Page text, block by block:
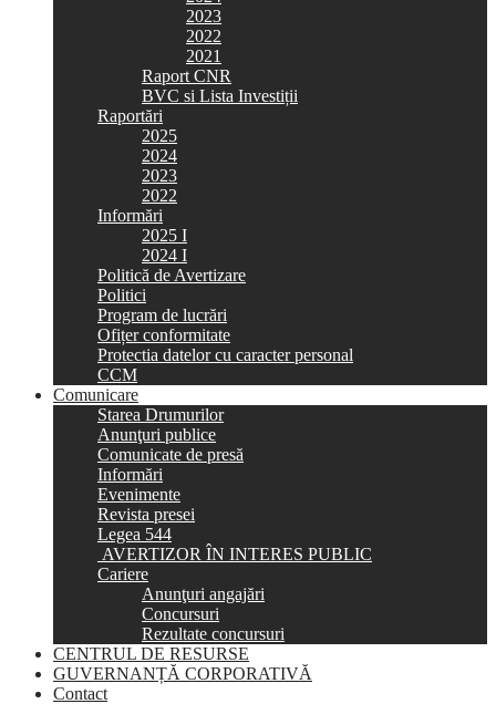
2023
2022
2021
Raport CNR
BVC si Lista Investiții
Raportări
2025
2024
2023
2022
Informări
2025 I
2024 I
Politică de Avertizare
Politici
Program de lucrări
Ofițer conformitate
Protectia datelor cu caracter personal
CCM
Comunicare
Starea Drumurilor
Anunţuri publice
Comunicate de presă
Informări
Evenimente
Revista presei
Legea 544
AVERTIZOR ÎN INTERES PUBLIC
Cariere
Anunţuri angajări
Concursuri
Rezultate concursuri
CENTRUL DE RESURSE
GUVERNANȚĂ CORPORATIVĂ
Contact